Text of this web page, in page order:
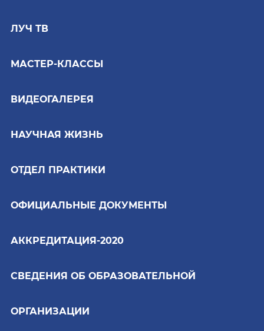
ЛУЧ ТВ
МАСТЕР-КЛАССЫ
ВИДЕОГАЛЕРЕЯ
НАУЧНАЯ ЖИЗНЬ
ОТДЕЛ ПРАКТИКИ
ОФИЦИАЛЬНЫЕ ДОКУМЕНТЫ
АККРЕДИТАЦИЯ-2020
СВЕДЕНИЯ ОБ ОБРАЗОВАТЕЛЬНОЙ
ОРГАНИЗАЦИИ